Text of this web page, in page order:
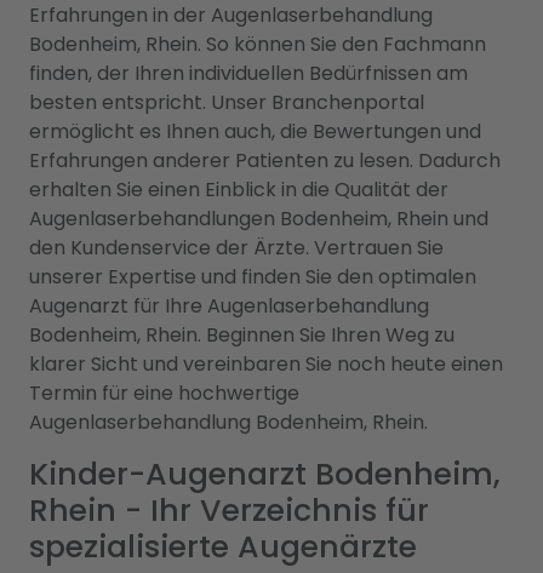
Erfahrungen in der Augenlaserbehandlung
Bodenheim, Rhein. So können Sie den Fachmann
finden, der Ihren individuellen Bedürfnissen am
besten entspricht. Unser Branchenportal
ermöglicht es Ihnen auch, die Bewertungen und
Erfahrungen anderer Patienten zu lesen. Dadurch
erhalten Sie einen Einblick in die Qualität der
Augenlaserbehandlungen Bodenheim, Rhein und
den Kundenservice der Ärzte. Vertrauen Sie
unserer Expertise und finden Sie den optimalen
Augenarzt für Ihre Augenlaserbehandlung
Bodenheim, Rhein. Beginnen Sie Ihren Weg zu
klarer Sicht und vereinbaren Sie noch heute einen
Termin für eine hochwertige
Augenlaserbehandlung Bodenheim, Rhein.
Kinder-Augenarzt Bodenheim,
Rhein - Ihr Verzeichnis für
spezialisierte Augenärzte